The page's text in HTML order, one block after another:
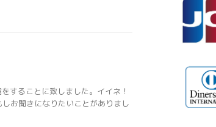
することに致しました。イイネ！
お聞きになりたいことがありまし